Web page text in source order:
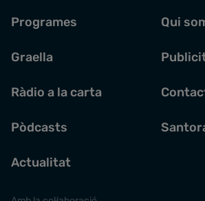
Programes
Graella
Ràdio a la carta
Pòdcasts
Actualitat
Qui